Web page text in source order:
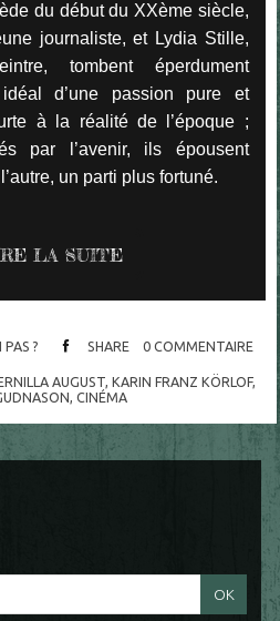
du début du XXème siècle,
journaliste, et Lydia Stille,
tombent éperdument
d’une passion pure et
à la réalité de l’époque ;
par l’avenir, ils épousent
un parti plus fortuné.
LA SUITE
? SHARE 0 COMMENTAIRE
AUGUST, KARIN FRANZ KÖRLOF,
,CINÉMA